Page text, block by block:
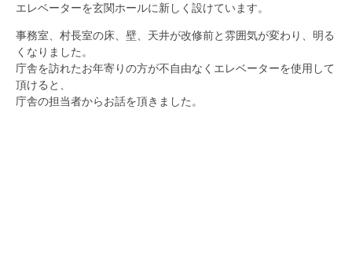
エレベーターを玄関ホールに新しく設けています。
事務室、村長室の床、壁、天井が改修前と雰囲気が変わり、明る
くなりました。
庁舎を訪れたお年寄りの方が不自由なくエレベーターを使用して
頂けると、
庁舎の担当者からお話を頂きました。